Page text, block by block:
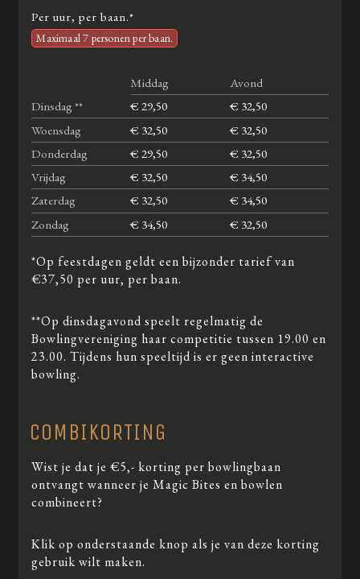
Per uur, per baan.*
Maximaal 7 personen per baan.
Middag
Avond
Dinsdag **
€ 29,50
€ 32,50
Woensdag
€ 32,50
€ 32,50
Donderdag
€ 29,50
€ 32,50
Vrijdag
€ 32,50
€ 34,50
Zaterdag
€ 32,50
€ 34,50
Zondag
€ 34,50 € 32,50
*Op feestdagen geldt een bijzonder tarief van
€37,50 per uur, per baan.
**Op dinsdagavond speelt regelmatig de
Bowlingvereniging haar competitie tussen 19.00 en
23.00. Tijdens hun speeltijd is er geen interactive
bowling.
COMBIKORTING
Wist je dat je €5,- korting per bowlingbaan
ontvangt wanneer je Magic Bites en bowlen
combineert?
Klik op onderstaande knop als je van deze korting
gebruik wilt maken.